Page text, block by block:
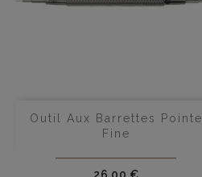
Outil Aux Barrettes Pointe
Fine
Prix